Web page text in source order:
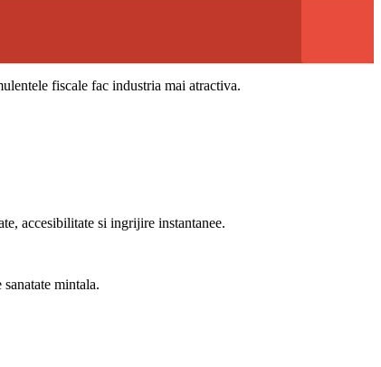
fiscale fac industria mai atractiva.
accesibilitate si ingrijire instantanee.
mintala.